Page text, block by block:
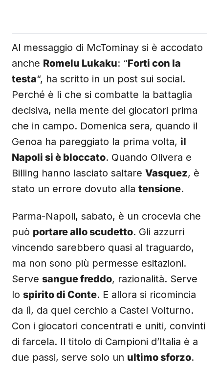
Al messaggio di McTominay si è accodato
anche Romelu Lukaku: “Forti con la
testa“, ha scritto in un post sui social.
Perché è lì che si combatte la battaglia
decisiva, nella mente dei giocatori prima
che in campo. Domenica sera, quando il
Genoa ha pareggiato la prima volta, il
Napoli si è bloccato. Quando Olivera e
Billing hanno lasciato saltare Vasquez, è
stato un errore dovuto alla tensione.
Parma-Napoli, sabato, è un crocevia che
può portare allo scudetto. Gli azzurri
vincendo sarebbero quasi al traguardo,
ma non sono più permesse esitazioni.
Serve sangue freddo, razionalità. Serve
lo spirito di Conte. E allora si ricomincia
da lì, da quel cerchio a Castel Volturno.
Con i giocatori concentrati e uniti, convinti
di farcela. Il titolo di Campioni d’Italia è a
due passi, serve solo un ultimo sforzo.